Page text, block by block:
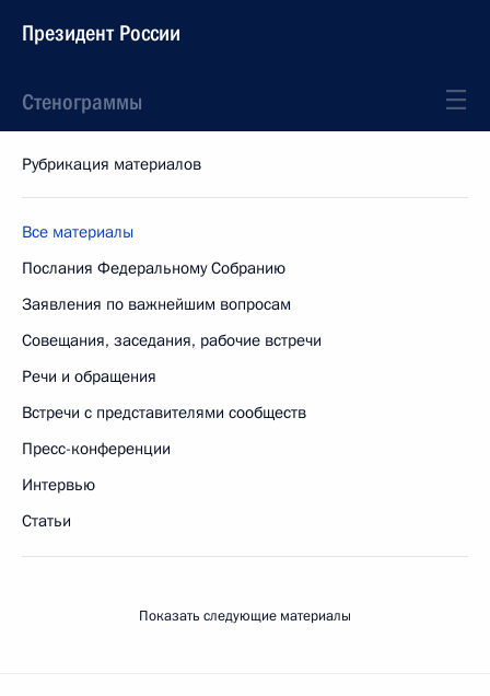
Президент России
Стенограммы
Рубрикация материалов
Все материалы
Послания Федеральному Собранию
Заявления по важнейшим вопросам
Совещания, заседания, рабочие встречи
Речи и обращения
Встречи с представителями сообществ
Пресс-конференции
Интервью
Статьи
Показать следующие материалы